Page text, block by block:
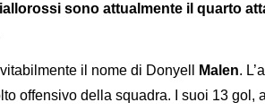
sono attualmente il quarto
il nome di Donyell Malen.
offensivo della squadra. I suoi 13 gol,